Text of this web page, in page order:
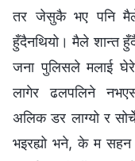
तर जेसुकै भए पनि मैले
हुँदैनथियो। मैले शान्त
जना पुलिसले मलाई
लागेर ढलपलिने
अलिक डर लाग्यो र
भइरह्यो भने, के म सहन